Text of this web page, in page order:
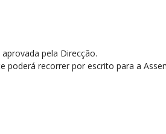
pela Direcção.
recorrer por escrito para a